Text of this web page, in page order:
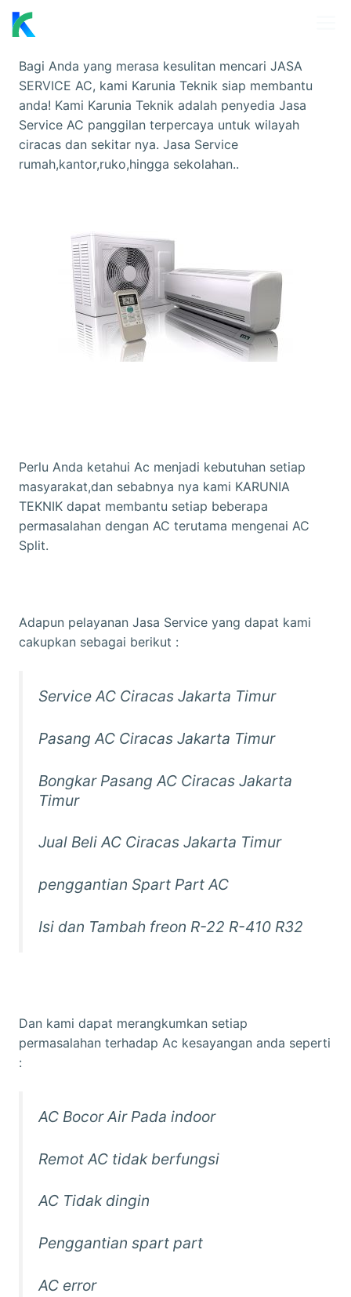
Skip
Bagi Anda yang merasa kesulitan mencari JASA
SERVICE AC, kami Karunia Teknik siap membantu
anda! Kami Karunia Teknik adalah penyedia Jasa
Service AC panggilan terpercaya untuk wilayah
ciracas dan sekitar nya. Jasa Service
rumah,kantor,ruko,hingga sekolahan..
Perlu Anda ketahui Ac menjadi kebutuhan setiap
masyarakat,dan sebabnya nya kami KARUNIA
TEKNIK dapat membantu setiap beberapa
permasalahan dengan AC terutama mengenai AC
Split.
Adapun pelayanan Jasa Service yang dapat kami
cakupkan sebagai berikut :
Service AC Ciracas Jakarta Timur
Pasang AC Ciracas Jakarta Timur
Bongkar Pasang AC Ciracas Jakarta
Timur
Jual Beli AC Ciracas Jakarta Timur
penggantian Spart Part AC
Isi dan Tambah freon R-22 R-410 R32
Dan kami dapat merangkumkan setiap
permasalahan terhadap Ac kesayangan anda seperti
:
AC Bocor Air Pada indoor
Remot AC tidak berfungsi
AC Tidak dingin
Penggantian spart part
AC error